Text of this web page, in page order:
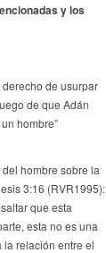
y los
de usurpar
de que Adán
hombre”
hombre sobre la
3:16 (RVR1995):
que esta
esta no es una
relación entre el